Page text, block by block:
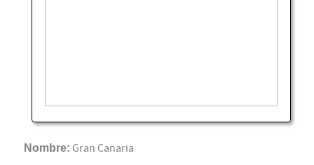
Nombre: Gran Canaria